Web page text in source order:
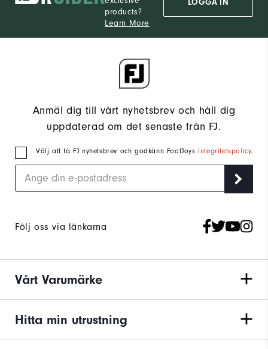
products?
Learn More
LOGGA IN
Anmäl dig till vårt nyhetsbrev och håll dig
uppdaterad om det senaste från FJ.
Välj att få FJ nyhetsbrev och godkänn FootJoysintegritetspolicy.
Följ oss via länkarna
Vårt Varumärke
Hitta min utrustning